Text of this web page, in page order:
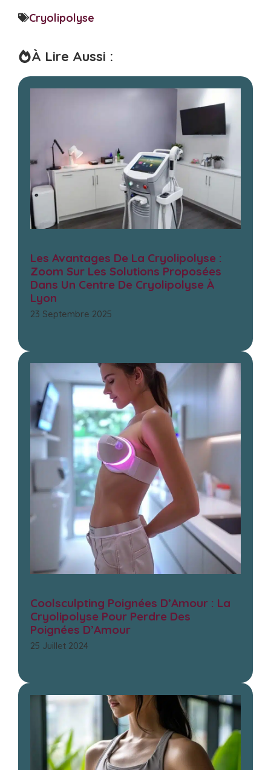
Cryolipolyse
À Lire Aussi :
Les Avantages De La Cryolipolyse :
Zoom Sur Les Solutions Proposées
Dans Un Centre De Cryolipolyse À
Lyon
23 Septembre 2025
Coolsculpting Poignées D’Amour : La
Cryolipolyse Pour Perdre Des
Poignées D’Amour
25 Juillet 2024